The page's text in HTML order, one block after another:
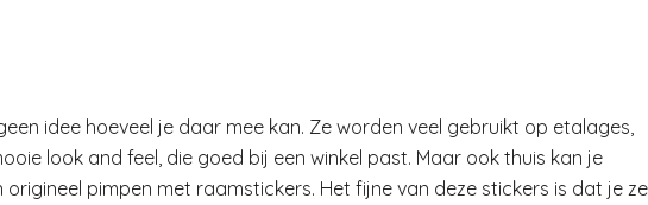
idee hoeveel je daar mee kan. Ze worden veel gebruikt op etalages,
look and feel, die goed bij een winkel past. Maar ook thuis kan je
origineel pimpen met raamstickers. Het fijne van deze stickers is dat je ze